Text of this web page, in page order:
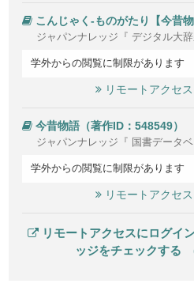
こんじゃく‐ものがたり【今昔物
ジャパンナレッジ『 デジタル大
学外からの閲覧に制限があります
リモートアクセ
今昔物語（著作ID：548549）
ジャパンナレッジ『 国書データ
学外からの閲覧に制限があります
リモートアクセ
リモートアクセスにログイ
ッジをチェックする